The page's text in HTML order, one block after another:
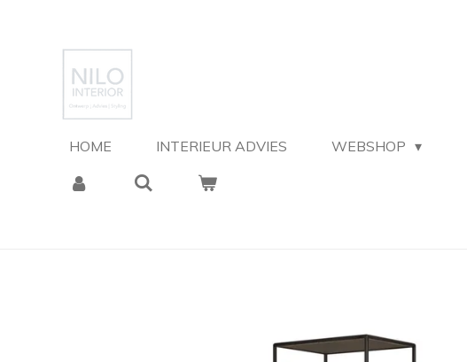
hoofdinhoud
HOME INTERIEUR ADVIES WEBSHOP